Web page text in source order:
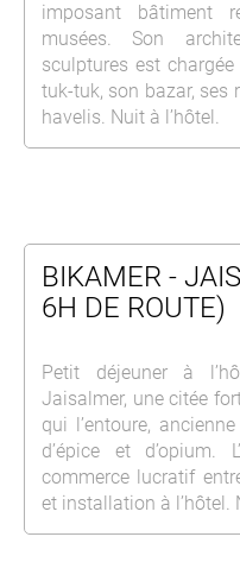
imposant bâtiment
musées. Son
sculptures est
tuk-tuk, son bazar, ses
havelis. Nuit à l’hôtel.
BIKAMER -
6H DE ROUTE)
Petit déjeuner à
Jaisalmer, une citée
qui l’entoure,
d’épice et d’opium.
commerce lucratif
et installation à l’hôtel.